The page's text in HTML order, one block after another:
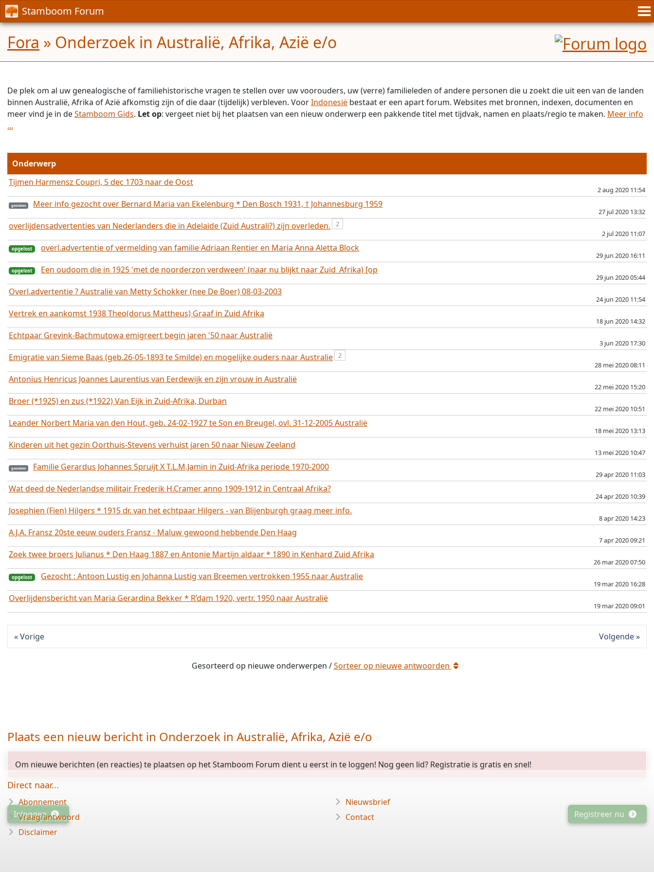
Stamboom Forum
Fora » Onderzoek in Australië, Afrika, Azië e/o
De plek om al uw genealogische of familiehistorische vragen te stellen over uw voorouders, uw (verre) familieleden of andere personen die u zoekt die uit een van de landen
binnen Australië, Afrika of Azië afkomstig zijn of die daar (tijdelijk) verbleven. VoorIndonesië bestaat er een apart forum. Websites met bronnen, indexen, documenten en
meer vind je in deStamboom Gids. Let op: vergeet niet bij het plaatsen van een nieuw onderwerp een pakkende titel met tijdvak, namen en plaats/regio te maken. Meer info
...
Onderwerp
Tijmen Harmensz Coupri, 5 dec 1703 naar de Oost
2 aug 2020 11:54
gesloten
Meer info gezocht over Bernard Maria van Ekelenburg * Den Bosch 1931, † Johannesburg 1959
27 jul 2020 13:32
overlijdensadvertenties van Nederlanders die in Adelaide (Zuid Australi?) zijn overleden.
2
2 jul 2020 11:07
opgelost
overl.advertentie of vermelding van familie Adriaan Rentier en Maria Anna Aletta Block
29 jun 2020 16:11
opgelost
Een oudoom die in 1925 'met de noorderzon verdween' (naar nu blijkt naar Zuid_Afrika) [op
29 jun 2020 05:44
Overl.advertentie ? Australië van Metty Schokker (nee De Boer) 08-03-2003
24 jun 2020 11:54
Vertrek en aankomst 1938 Theo(dorus Mattheus) Graaf in Zuid Afrika
18 jun 2020 14:32
Echtpaar Grevink-Bachmutowa emigreert begin jaren '50 naar Australië
3 jun 2020 17:30
Emigratie van Sieme Baas (geb.26-05-1893 te Smilde) en mogelijke ouders naar Australie
2
28 mei 2020 08:11
Antonius Henricus Joannes Laurentius van Eerdewijk en zijn vrouw in Australië
22 mei 2020 15:20
Broer (*1925) en zus (*1922) Van Eijk in Zuid-Afrika, Durban
22 mei 2020 10:51
Leander Norbert Maria van den Hout, geb. 24-02-1927 te Son en Breugel, ovl. 31-12-2005 Australië
18 mei 2020 13:13
Kinderen uit het gezin Oorthuis-Stevens verhuist jaren 50 naar Nieuw Zeeland
13 mei 2020 10:47
Familie Gerardus Johannes Spruijt X T.L.M.Jamin in Zuid-Afrika periode 1970-2000
29 apr 2020 11:03
Wat deed de Nederlandse militair Frederik H.Cramer anno 1909-1912 in Centraal Afrika?
24 apr 2020 10:39
Josephien (Fien) Hilgers * 1915 dr. van het echtpaar Hilgers - van Blijenburgh graag meer info.
8 apr 2020 14:23
A.J.A. Fransz 20ste eeuw ouders Fransz - Maluw gewoond hebbende Den Haag
7 apr 2020 09:21
Zoek twee broers Julianus * Den Haag 1887 en Antonie Martijn aldaar * 1890 in Kenhard Zuid Afrika
26 mar 2020 07:50
Gezocht : Antoon Lustig en Johanna Lustig van Breemen vertrokken 1955 naar Australie
19 mar 2020 16:28
Overlijdensbericht van Maria Gerardina Bekker * R’dam 1920, vertr. 1950 naar Australië
19 mar 2020 09:01
Vorige Volgende
Gesorteerd op nieuweonderwerpen /Sorteer op nieuweantwoorden
Plaats een nieuw bericht in Onderzoek in Australië, Afrika, Azië e/o
Om nieuwe berichten (en reacties) te plaatsen op het Stamboom Forum dient u eerst in te loggen! Nog geen lid? Registratie is gratis en snel!
Registreer nu
Inloggen
Direct naar...
Abonnement
Vraag/antwoord
Disclaimer
Nieuwsbrief
Contact